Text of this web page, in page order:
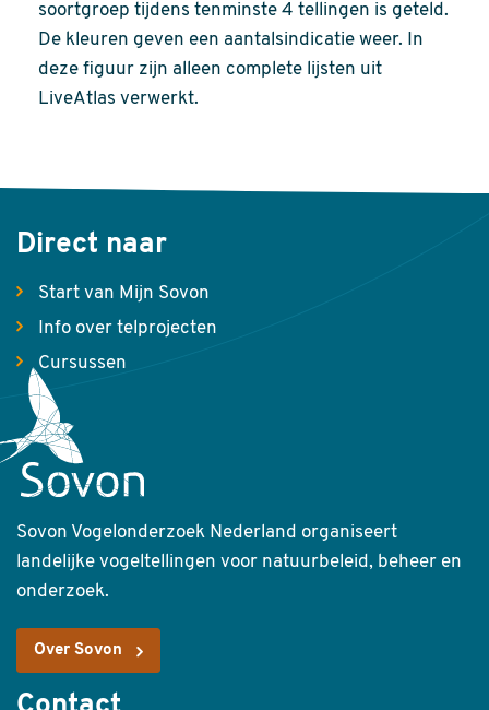
soortgroep tijdens tenminste 4 tellingen is geteld.
De kleuren geven een aantalsindicatie weer. In
deze figuur zijn alleen complete lijsten uit
LiveAtlas verwerkt.
Direct naar
Start van Mijn Sovon
Info over telprojecten
Cursussen
Sovon Vogelonderzoek Nederland organiseert
landelijke vogeltellingen voor natuurbeleid, beheer en
onderzoek.
Over Sovon